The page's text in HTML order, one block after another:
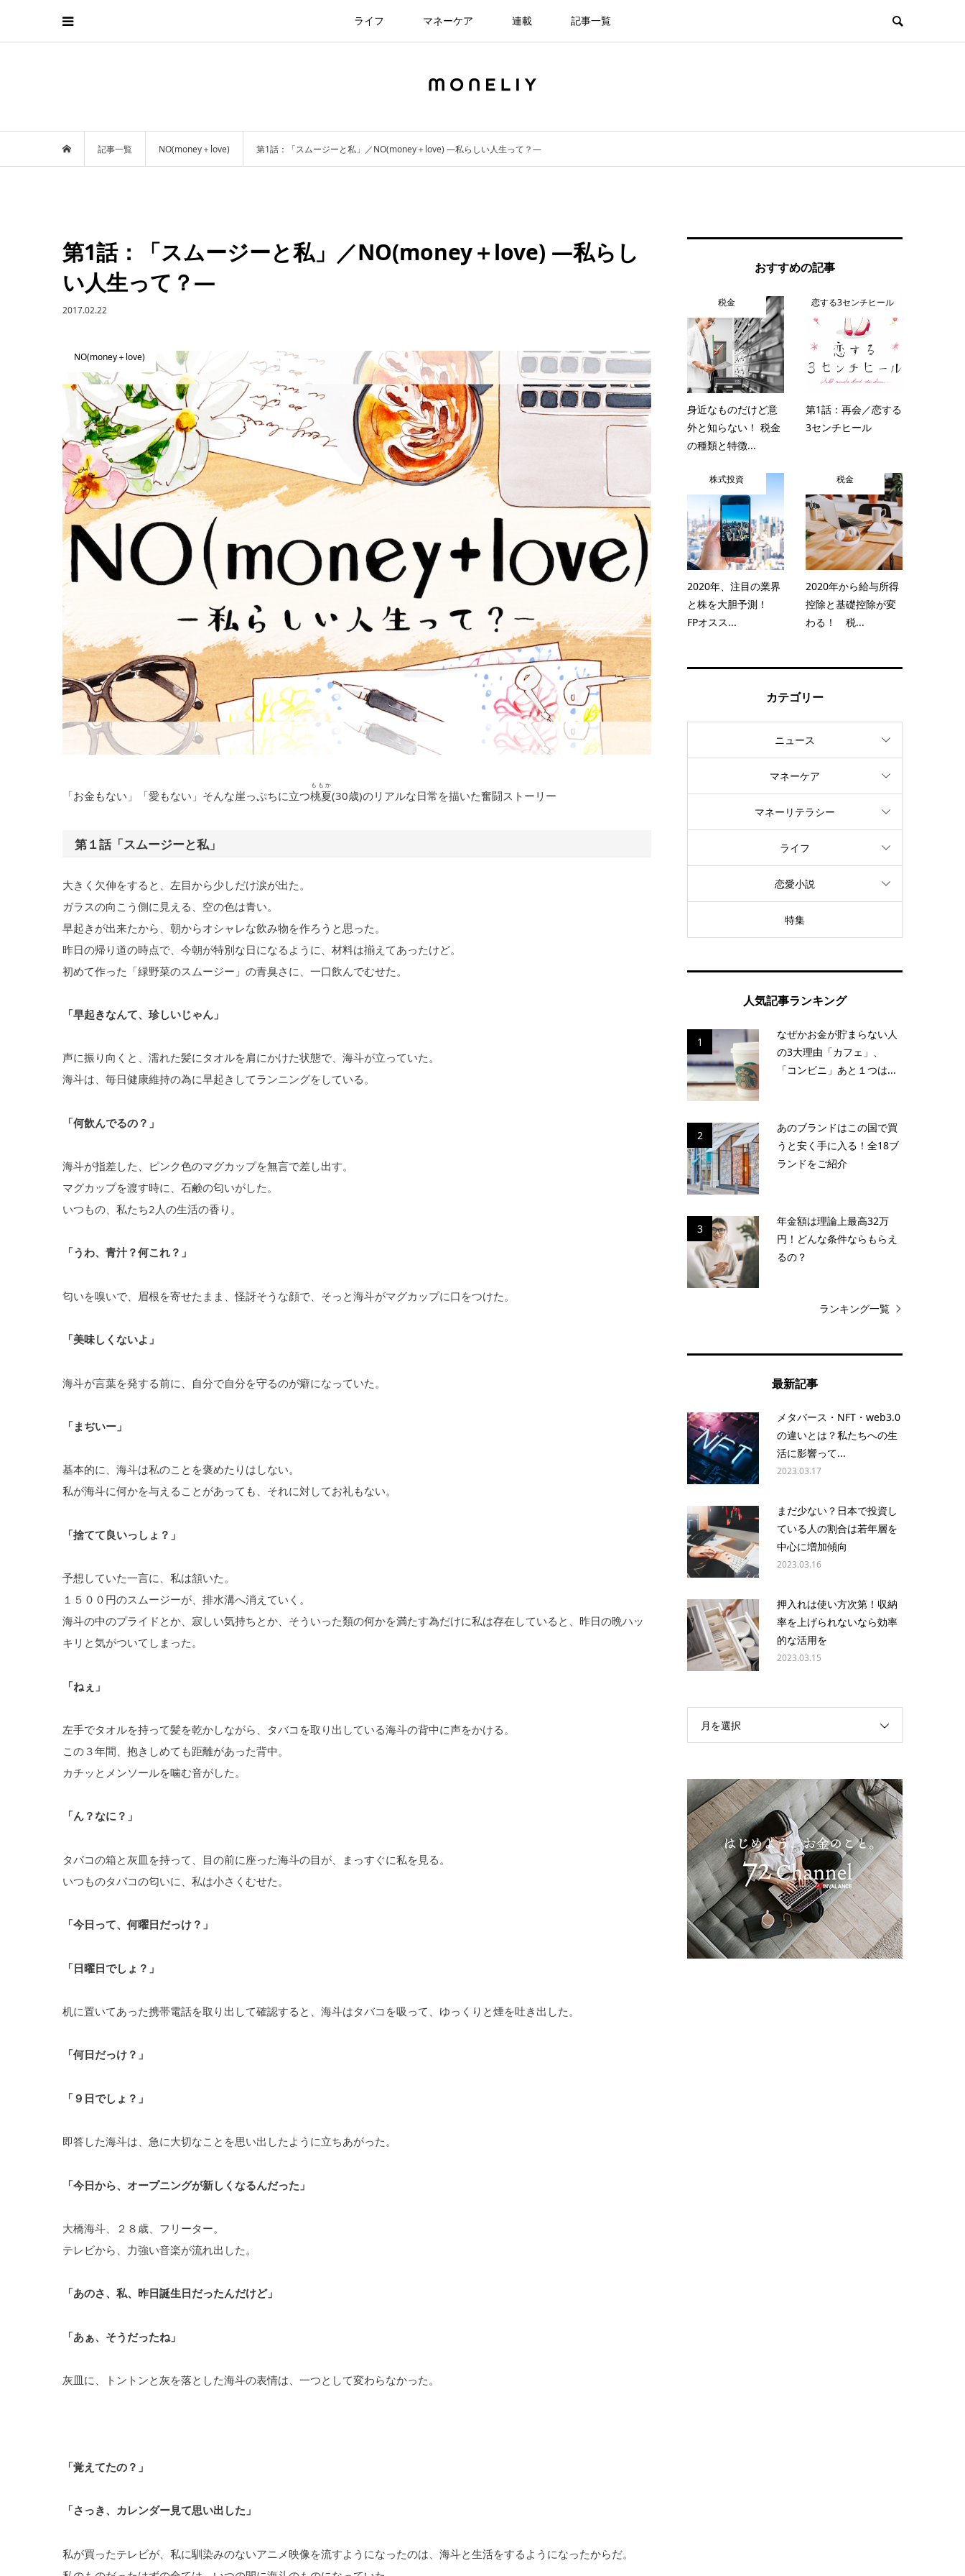
ライフ マネーケア 連載 記事一覧
記事一覧 NO(money＋love) 第1話：「スムージーと私」／NO(money＋love) —私らしい人生って？—
第1話：「スムージーと私」／NO(money＋love) —私らし
い人生って？—
2017.02.22
NO(money＋love)
「お金もない」「愛もない」そんな崖っぷちに立つ桃夏
ももか
(30歳)のリアルな日常を描いた奮闘ストーリー
第１話「スムージーと私」
大きく欠伸をすると、左目から少しだけ涙が出た。
ガラスの向こう側に見える、空の色は青い。
早起きが出来たから、朝からオシャレな飲み物を作ろうと思った。
昨日の帰り道の時点で、今朝が特別な日になるように、材料は揃えてあったけど。
初めて作った「緑野菜のスムージー」の青臭さに、一口飲んでむせた。
「早起きなんて、珍しいじゃん」
声に振り向くと、濡れた髪にタオルを肩にかけた状態で、海斗が立っていた。
海斗は、毎日健康維持の為に早起きしてランニングをしている。
「何飲んでるの？」
海斗が指差した、ピンク色のマグカップを無言で差し出す。
マグカップを渡す時に、石鹸の匂いがした。
いつもの、私たち2人の生活の香り。
「うわ、青汁？何これ？」
匂いを嗅いで、眉根を寄せたまま、怪訝そうな顔で、そっと海斗がマグカップに口をつけた。
「美味しくないよ」
海斗が言葉を発する前に、自分で自分を守るのが癖になっていた。
「まぢいー」
基本的に、海斗は私のことを褒めたりはしない。
私が海斗に何かを与えることがあっても、それに対してお礼もない。
「捨てて良いっしょ？」
予想していた一言に、私は頷いた。
１５００円のスムージーが、排水溝へ消えていく。
海斗の中のプライドとか、寂しい気持ちとか、そういった類の何かを満たす為だけに私は存在していると、昨日の晩ハッ
キリと気がついてしまった。
「ねぇ」
左手でタオルを持って髪を乾かしながら、タバコを取り出している海斗の背中に声をかける。
この３年間、抱きしめても距離があった背中。
カチッとメンソールを噛む音がした。
「ん？なに？」
タバコの箱と灰皿を持って、目の前に座った海斗の目が、まっすぐに私を見る。
いつものタバコの匂いに、私は小さくむせた。
「今日って、何曜日だっけ？」
「日曜日でしょ？」
机に置いてあった携帯電話を取り出して確認すると、海斗はタバコを吸って、ゆっくりと煙を吐き出した。
「何日だっけ？」
「９日でしょ？」
即答した海斗は、急に大切なことを思い出したように立ちあがった。
「今日から、オープニングが新しくなるんだった」
大橋海斗、２８歳、フリーター。
テレビから、力強い音楽が流れ出した。
「あのさ、私、昨日誕生日だったんだけど」
「あぁ、そうだったね」
灰皿に、トントンと灰を落とした海斗の表情は、一つとして変わらなかった。
「覚えてたの？」
「さっき、カレンダー見て思い出した」
私が買ったテレビが、私に馴染みのないアニメ映像を流すようになったのは、海斗と生活をするようになったからだ。
おすすめの記事
税金
身近なものだけど意
外と知らない！ 税金
の種類と特徴...
恋する3センチヒール
第1話：再会／恋する
3センチヒール
株式投資
2020年、注目の業界
と株を大胆予測！
FPオスス...
税金
2020年から給与所得
控除と基礎控除が変
わる！ 税...
カテゴリー
ニュース
マネーケア
マネーリテラシー
ライフ
恋愛小説
特集
人気記事ランキング
1
なぜかお金が貯まらない人
の3大理由「カフェ」、
「コンビニ」あと１つは...
2
あのブランドはこの国で買
うと安く手に入る！全18ブ
ランドをご紹介
3
年金額は理論上最高32万
円！どんな条件ならもらえ
るの？
ランキング一覧
最新記事
メタバース・NFT・web3.0
の違いとは？私たちへの生
活に影響って...
2023.03.17
まだ少ない？日本で投資し
ている人の割合は若年層を
中心に増加傾向
2023.03.16
押入れは使い方次第！収納
率を上げられないなら効率
的な活用を
2023.03.15
月を選択